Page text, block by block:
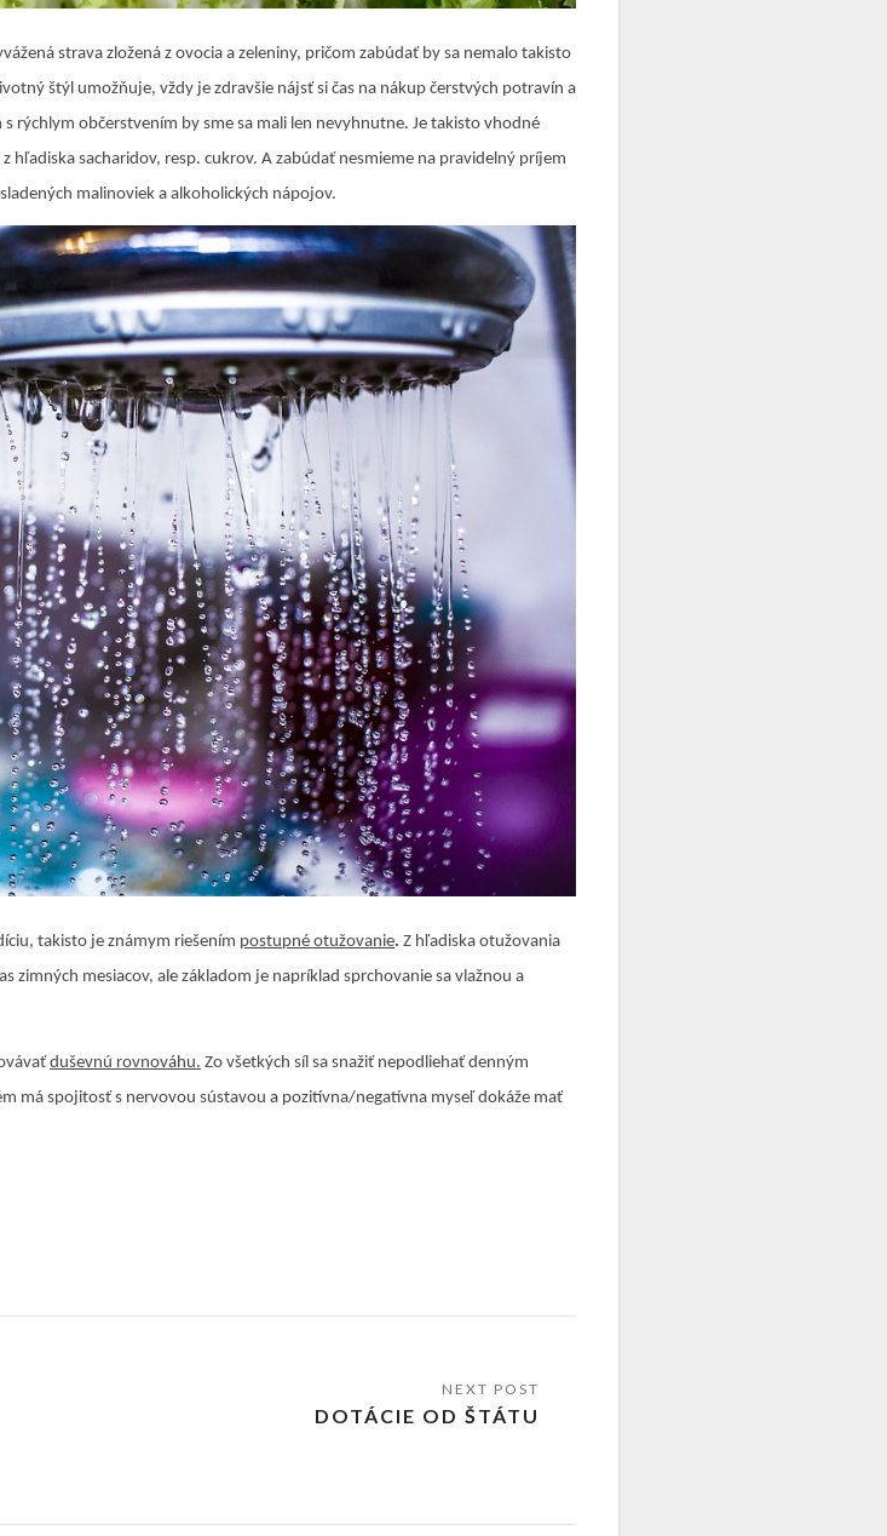
strava zložená z ovocia a zeleniny, pričom zabúdať by sa nemalo takisto
štýl umožňuje, vždy je zdravšie nájsť si čas na nákup čerstvých potravín a
rýchlym občerstvením by sme sa mali len nevyhnutne. Je takisto vhodné
sacharidov, resp. cukrov. A zabúdať nesmieme na pravidelný príjem
malinoviek a alkoholických nápojov.
takisto je známym riešením postupné otužovanie. Z hľadiska otužovania
zimných mesiacov, ale základom je napríklad sprchovanie sa vlažnou a
duševnú rovnováhu. Zo všetkých síl sa snažiť nepodliehať denným
má spojitosť s nervovou sústavou a pozitívna/negatívna myseľ dokáže mať
DOTÁCIE OD ŠTÁTU